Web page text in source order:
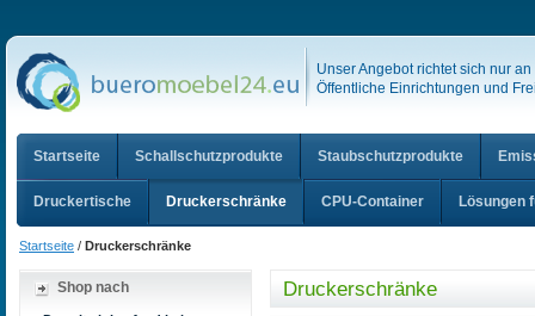
Unser Angebot richtet sich nur
Öffentliche Einrichtungen und
Startseite Schallschutzprodukte Staubschutzprodukte
Druckertische Druckerschränke CPU-Container Lösungen
Startseite / Druckerschränke
Druckerschränke
Shop nach